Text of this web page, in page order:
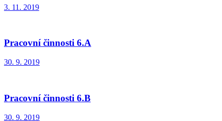
3. 11. 2019
Pracovní činnosti 6.A
30. 9. 2019
Pracovní činnosti 6.B
30. 9. 2019